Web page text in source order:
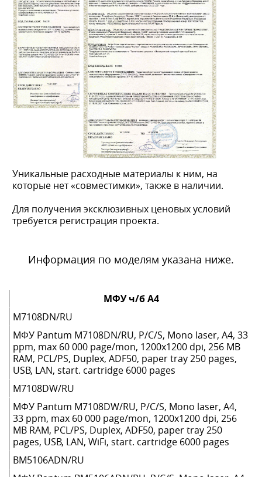
Уникальные расходные материалы к ним, на
которые нет «совместимки», также в наличии.
Для получения эксклюзивных ценовых условий
требуется регистрация проекта.
Информация по моделям указана ниже.
МФУ ч/б А4
M7108DN/RU
МФУ Pantum M7108DN/RU, P/C/S, Mono laser, A4, 33
ppm, max 60 000 page/mon, 1200x1200 dpi, 256 MB
RAM, PCL/PS, Duplex, ADF50, paper tray 250 pages,
USB, LAN, start. cartridge 6000 pages
M7108DW/RU
МФУ Pantum M7108DW/RU, P/C/S, Mono laser, А4,
33 ppm, max 60 000 page/mon, 1200x1200 dpi, 256
MB RAM, PCL/PS, Duplex, ADF50, paper tray 250
pages, USB, LAN, WiFi, start. cartridge 6000 pages
BM5106ADN/RU